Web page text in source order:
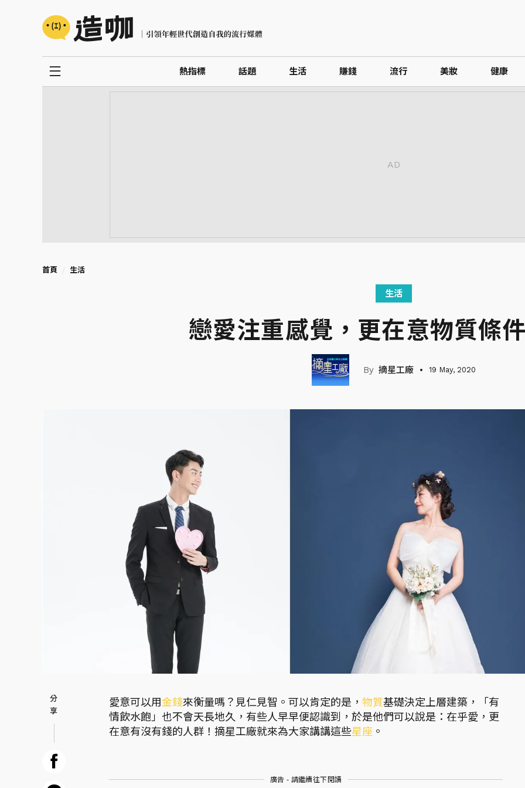
熱指標 話題 生活 賺錢 流行 美妝 健康
首頁 生活
生活
戀愛注重感覺，更在意物質條
摘星工廠 19 May, 2020
愛意可以用金錢來衡量嗎？見仁見智。可以肯定的是， 物質基礎決定上層建築，「有
情飲水飽」也不會天長地久，有些人早早便認識到，於是他們可以說是：在乎愛，更
在意有沒有錢的人群！摘星工廠就來為大家講講這些星座 。
廣告 - 請繼續往下閱讀